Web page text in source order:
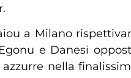
a Milano
e Danesi
nella